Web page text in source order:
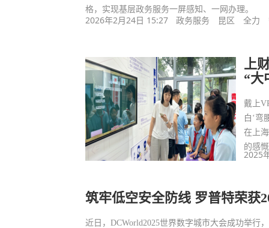
格，实现基层政务服务一屏感知、一网办理。
2026年2月24日 15:27 政务服务 昆区 全力
上
“大
戴上
白‘弯
在上
的感
2025
筑牢低空安全防线 罗普特荣获
近日，DCWorld2025世界数字城市大会成功举行